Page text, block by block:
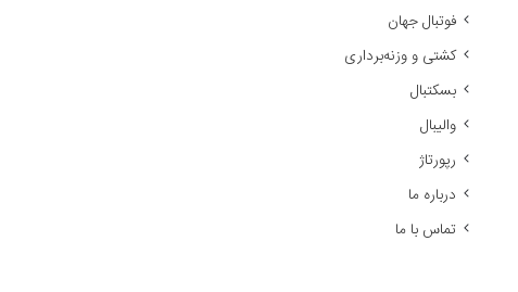
فوتبال جهان
کشتی و وزنه‌برداری
بسکتبال
والیبال
رپورتاژ
درباره ما
تماس با ما